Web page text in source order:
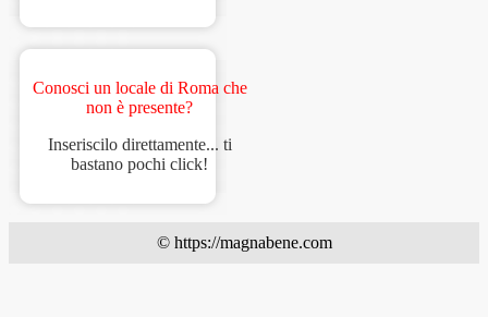
Conosci un locale di Roma che
non è presente?
Inseriscilo direttamente... ti
bastano pochi click!
© https://magnabene.com